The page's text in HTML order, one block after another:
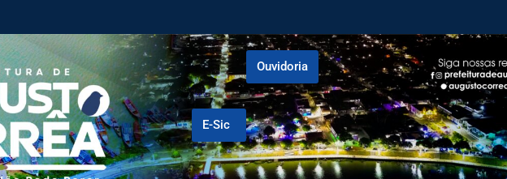
E-Sic
Ouvidoria